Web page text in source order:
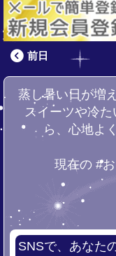
前日
蒸し暑い日が増
スイーツや冷
ら、心地よ
現在の #
SNSで、あなた